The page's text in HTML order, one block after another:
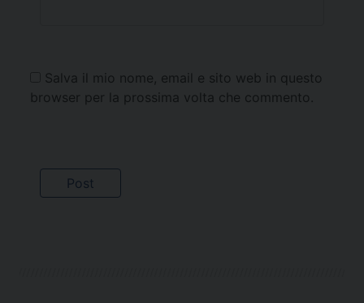
Salva il mio nome, email e sito web in questo
browser per la prossima volta che commento.